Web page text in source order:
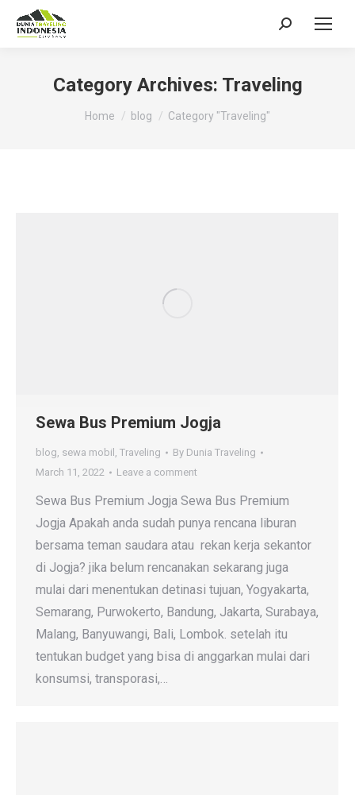
Search:
Category Archives: Traveling
You are here:
Home blog Category "Traveling"
Sewa Bus Premium Jogja
blog, sewa mobil , Traveling By Dunia Traveling
March 11, 2022
Leave a comment
Sewa Bus Premium Jogja Sewa Bus Premium
Jogja Apakah anda sudah punya rencana liburan
bersama teman saudara atau rekan kerja sekantor
di Jogja? jika belum rencanakan sekarang juga
mulai dari menentukan detinasi tujuan, Yogyakarta,
Semarang, Purwokerto, Bandung, Jakarta, Surabaya,
Malang, Banyuwangi, Bali, Lombok. setelah itu
tentukan budget yang bisa di anggarkan mulai dari
konsumsi, transporasi,…